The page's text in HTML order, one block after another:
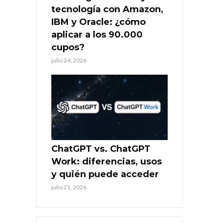
tecnología con Amazon,
IBM y Oracle: ¿cómo
aplicar a los 90.000
cupos?
julio 24, 2026
ChatGPT vs. ChatGPT
Work: diferencias, usos
y quién puede acceder
julio 21, 2026